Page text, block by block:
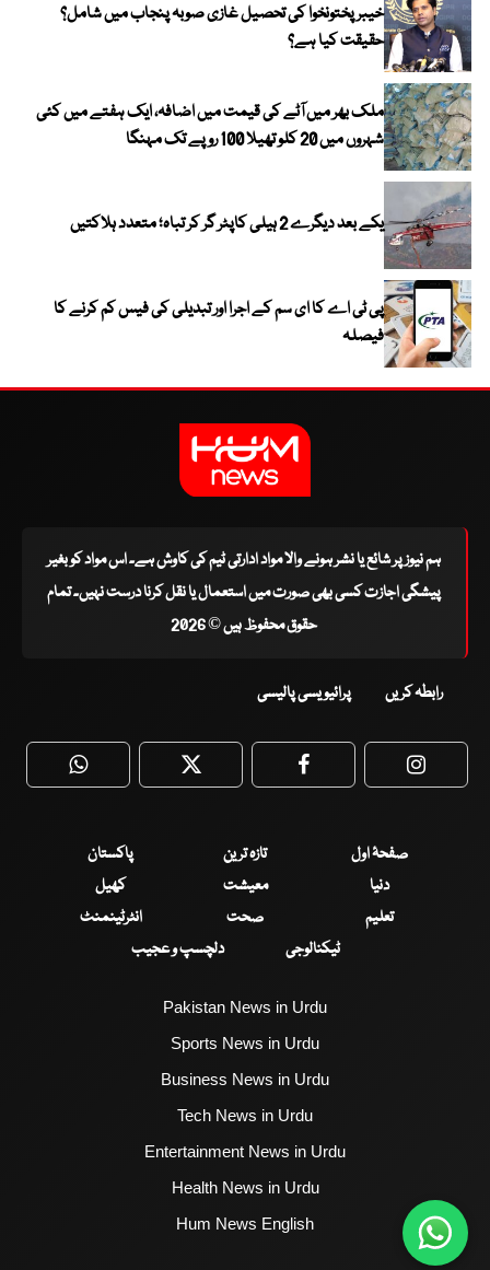
خیبر پختونخوا کی تحصیل غازی صوبہ پنجاب میں شامل؟
حقیقت کیا ہے؟
ملک بھر میں آٹے کی قیمت میں اضافہ، ایک ہفتے میں کئی
شہروں میں 20 کلو تھیلا 100 روپے تک مہنگا
یکے بعد دیگرے 2 ہیلی کاپٹر گر کر تباہ؛ متعدد ہلاکتیں
پی ٹی اے کا ای سم کے اجرا اور تبدیلی کی فیس کم کرنے کا
فیصلہ
ہم نیوز پر شائع یا نشر ہونے والا مواد ادارتی ٹیم کی کاوش ہے۔ اس مواد کو بغیر
پیشگی اجازت کسی بھی صورت میں استعمال یا نقل کرنا درست نہیں۔ تمام
حقوق محفوظ ہیں © 2026
رابطہ کریں پرائیویسی پالیسی
WhatsApp Twitter Facebook
صفحۂ اول تازہ ترین
پاکستان
دنیا
معیشت
کھیل
تعلیم
صحت
انٹرٹینمنٹ
ٹیکنالوجی
دلچسپ و عجیب
Pakistan News in Urdu
Sports News in Urdu
Business News in Urdu
Tech News in Urdu
Entertainment News in Urdu
Health News in Urdu
Hum News English